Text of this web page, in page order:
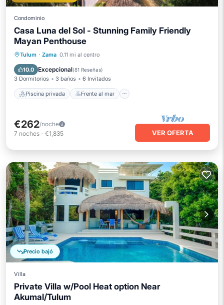
Condominio
Casa Luna del Sol - Stunning Family Friendly
Mayan Penthouse
Tulum · Zama 0.11 mi al centro
10.0 Excepcional(81 Reseñas)
3 Dormitorios 3 baños 6 Invitados
Piscina privada Frente al mar
Piscina privada
Aparcamiento
€262/noche
7 noches - €1,835 VER OFERTA
Precio bajó
Villa
Private Villa w/Pool Heat option Near
Akumal/Tulum